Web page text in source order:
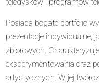
Posiada bogate portfolio
prezentacje indywidualne,
zbiorowych.
eksperymentowania oraz
artystycznych. W jej